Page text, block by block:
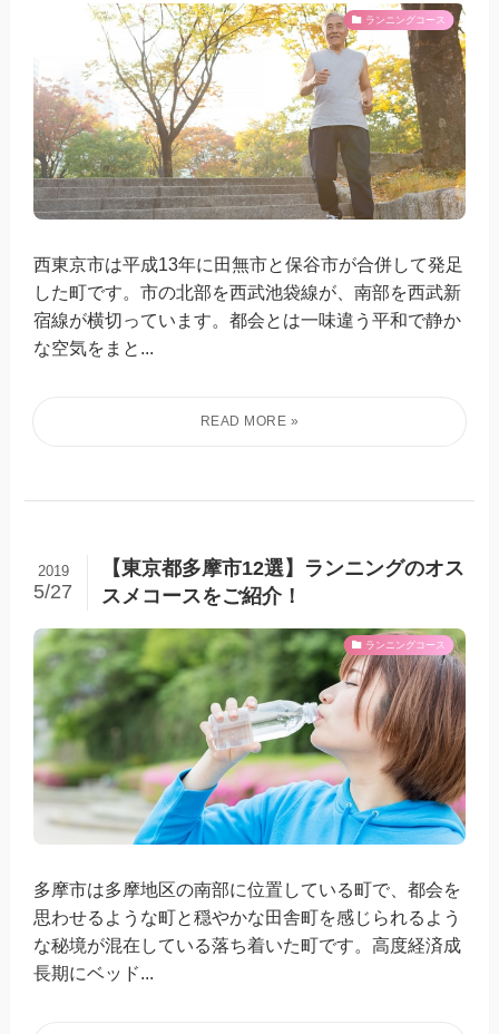
ランニングコース
西東京市は平成13年に田無市と保谷市が合併して発足
した町です。市の北部を西武池袋線が、南部を西武新
宿線が横切っています。都会とは一味違う平和で静か
な空気をまと...
【東京都多摩市12選】ランニングのオス
スメコースをご紹介！
2019
5/27
ランニングコース
多摩市は多摩地区の南部に位置している町で、都会を
思わせるような町と穏やかな田舎町を感じられるよう
な秘境が混在している落ち着いた町です。高度経済成
長期にベッド...